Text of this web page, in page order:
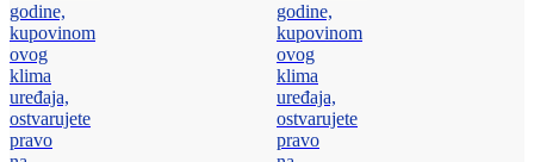
godine,
kupovinom
ovog
klima
uređaja,
ostvarujete
pravo
godine,
kupovinom
ovog
klima
uređaja,
ostvarujete
pravo